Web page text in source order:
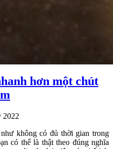
hơn một chút
2022
không có đủ thời gian trong
có thể là thật theo đúng nghĩa